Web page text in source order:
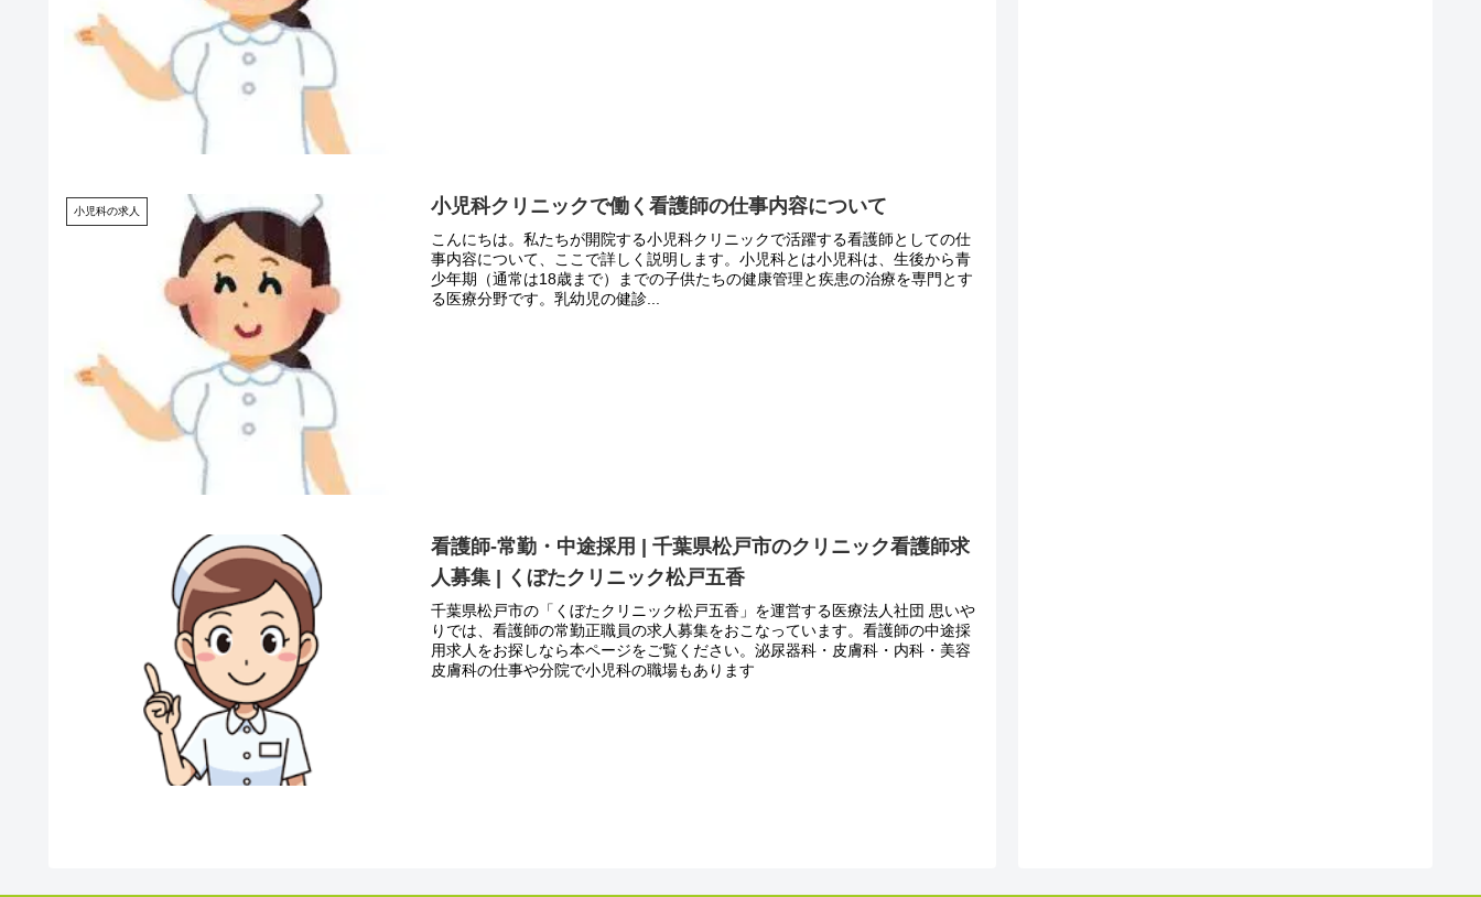
小児科の求人 小児科クリニックで働く看護師の仕事内容について
こんにちは。私たちが開院する小児科クリニックで活躍する看護師としての仕
事内容について、ここで詳しく説明します。小児科とは小児科は、生後から青
少年期（通常は18歳まで）までの子供たちの健康管理と疾患の治療を専門とす
る医療分野です。乳幼児の健診...
看護師-常勤・中途採用 | 千葉県松戸市のクリニック看護師求
人募集 | くぼたクリニック松戸五香
千葉県松戸市の「くぼたクリニック松戸五香」を運営する医療法人社団 思いや
りでは、看護師の常勤正職員の求人募集をおこなっています。看護師の中途採
用求人をお探しなら本ページをご覧ください。泌尿器科・皮膚科・内科・美容
皮膚科の仕事や分院で小児科の職場もあります